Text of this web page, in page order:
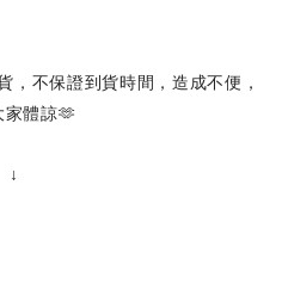
，不保證到貨時間，造成不便，
家體諒🫶
↓